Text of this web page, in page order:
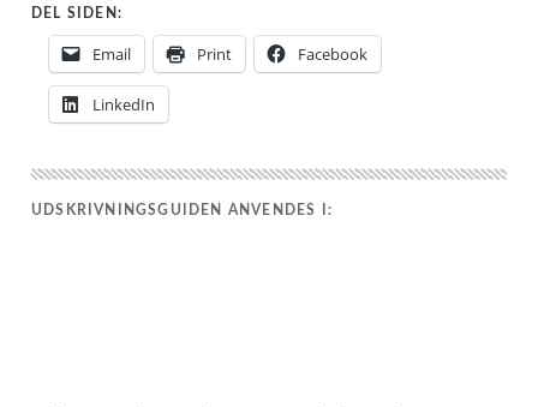
DEL SIDEN:
Email Print Facebook
LinkedIn
UDSKRIVNINGSGUIDEN ANVENDES I: